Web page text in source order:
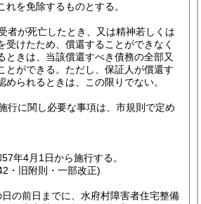
れを免除するものとする。
者が死亡したとき、又は精神若しくは
受けたため、償還することができなく
ときは、当該償還すべき債務の全部又
とができる。 ただし、保証人が償還す
められるときは、この限りでない。
行に関し必要な事項は、市規則で定め
年4月1日から施行する。
・旧附則・一部改正)
の前日までに、水府村障害者住宅整備